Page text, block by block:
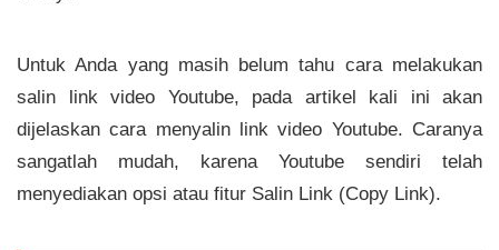
Untuk Anda yang masih belum tahu cara melakukan
salin link video Youtube, pada artikel kali ini akan
dijelaskan cara menyalin link video Youtube. Caranya
sangatlah mudah, karena Youtube sendiri telah
menyediakan opsi atau fitur Salin Link (Copy Link).